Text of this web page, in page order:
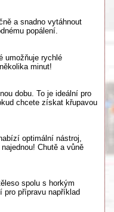
a snadno vytáhnout
popálení.
umožňuje rychlé
minut!
dobu. To je ideální pro
chcete získat křupavou
optimální nástroj,
Chutě a vůně
spolu s horkým
přípravu například